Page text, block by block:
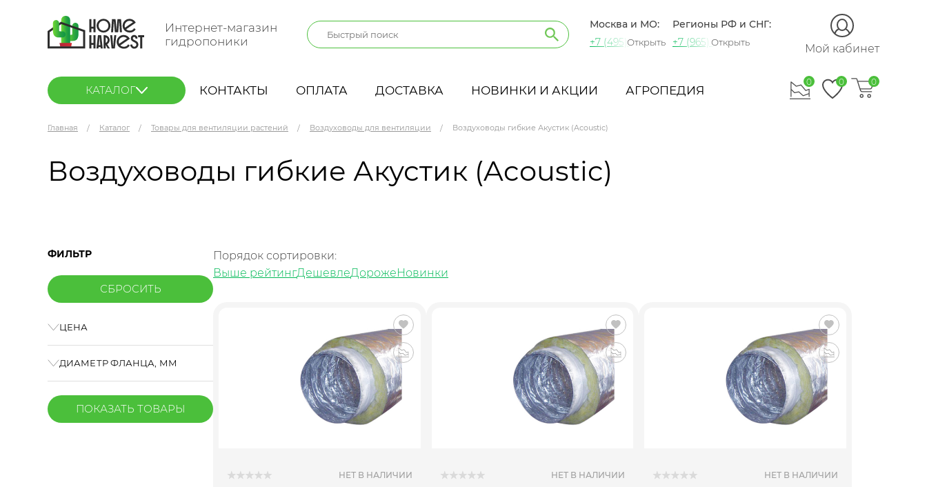
Интернет-магазин
гидропоники
Москва и МО:
+7 (495) 721-60-15
Открыть
Регионы РФ и СНГ:
+7 (965) 420-10-10
Открыть Мой кабинет
КАТАЛОГ КОНТАКТЫ ОПЛАТА ДОСТАВКА НОВИНКИ И АКЦИИ АГРОПЕДИЯ
0 0 0
Главная Каталог Товары для вентиляции растений Воздуховоды для вентиляции Воздуховоды гибкие Акустик (Acoustic)
Воздуховоды гибкие Акустик (Acoustic)
ФИЛЬТР
ЦЕНА
ДИАМЕТР ФЛАНЦА, ММ
ПОКАЗАТЬ ТОВАРЫ
Порядок сортировки:
Выше рейтингДешевлеДорожеНовинки
НЕТ В НАЛИЧИИ НЕТ В НАЛИЧИИ НЕТ В НАЛИЧИИ